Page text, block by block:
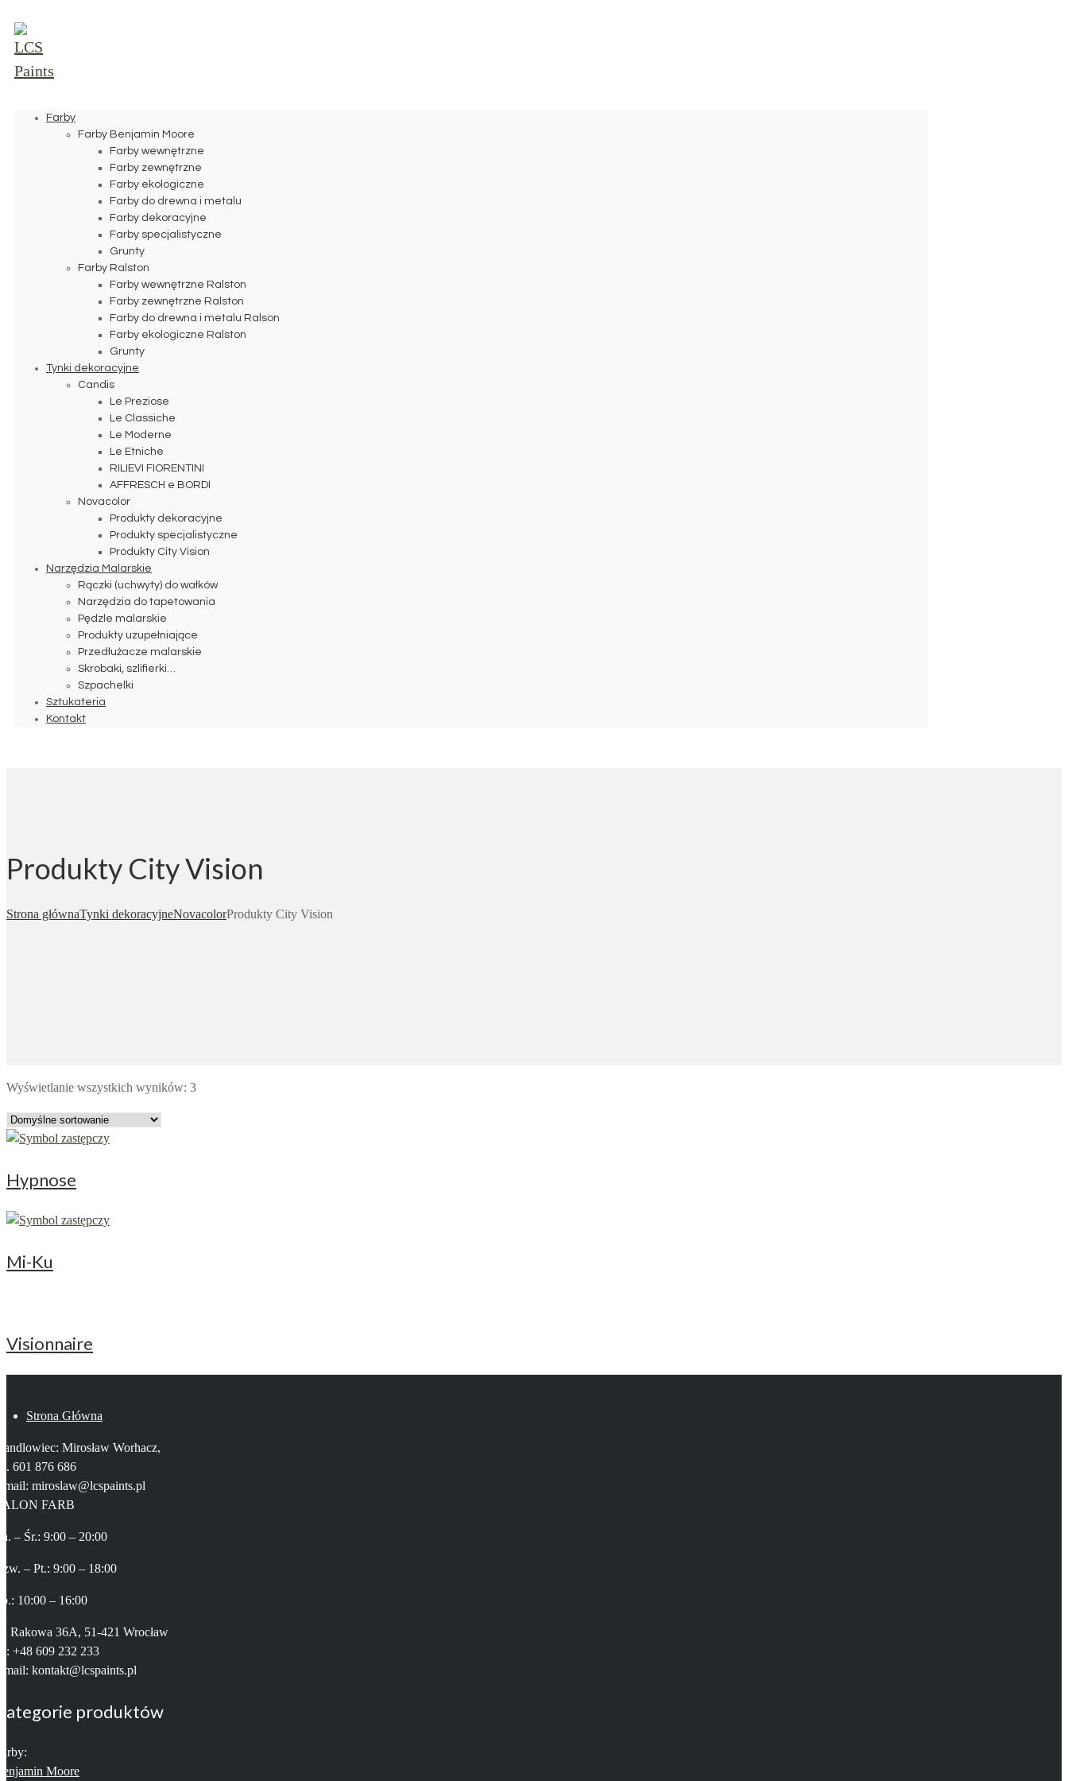
Farby
Farby Benjamin Moore
Farby wewnętrzne
Farby zewnętrzne
Farby ekologiczne
Farby do drewna i metalu
Farby dekoracyjne
Farby specjalistyczne
Grunty
Farby Ralston
Farby wewnętrzne Ralston
Farby zewnętrzne Ralston
Farby do drewna i metalu Ralson
Farby ekologiczne Ralston
Grunty
Tynki dekoracyjne
Candis
Le Preziose
Le Classiche
Le Moderne
Le Etniche
RILIEVI FIORENTINI
AFFRESCH e BORDI
Novacolor
Produkty dekoracyjne
Produkty specjalistyczne
Produkty City Vision
Narzędzia Malarskie
Rączki (uchwyty) do wałków
Narzędzia do tapetowania
Pędzle malarskie
Produkty uzupełniające
Przedłużacze malarskie
Skrobaki, szlifierki…
Szpachelki
Sztukateria
Kontakt
Produkty City Vision
Strona głównaTynki dekoracyjneNovacolorProdukty City Vision
Wyświetlanie wszystkich wyników: 3
Hypnose
Mi-Ku
Visionnaire
Strona Główna
Mirosław Worhacz,
601 876 686
mail: miroslaw@lcspaints.pl
FARB
– Śr.: 9:00 – 20:00
– Pt.: 9:00 – 18:00
10:00 – 16:00
Rakowa 36A, 51-421 Wrocław
+48 609 232 233
mail: kontakt@lcspaints.pl
produktów
Moore